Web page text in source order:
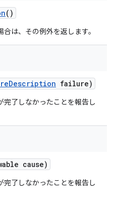
()
は、その例外を返します。
Description failure)
了しなかったことを報告し
cause)
了しなかったことを報告し